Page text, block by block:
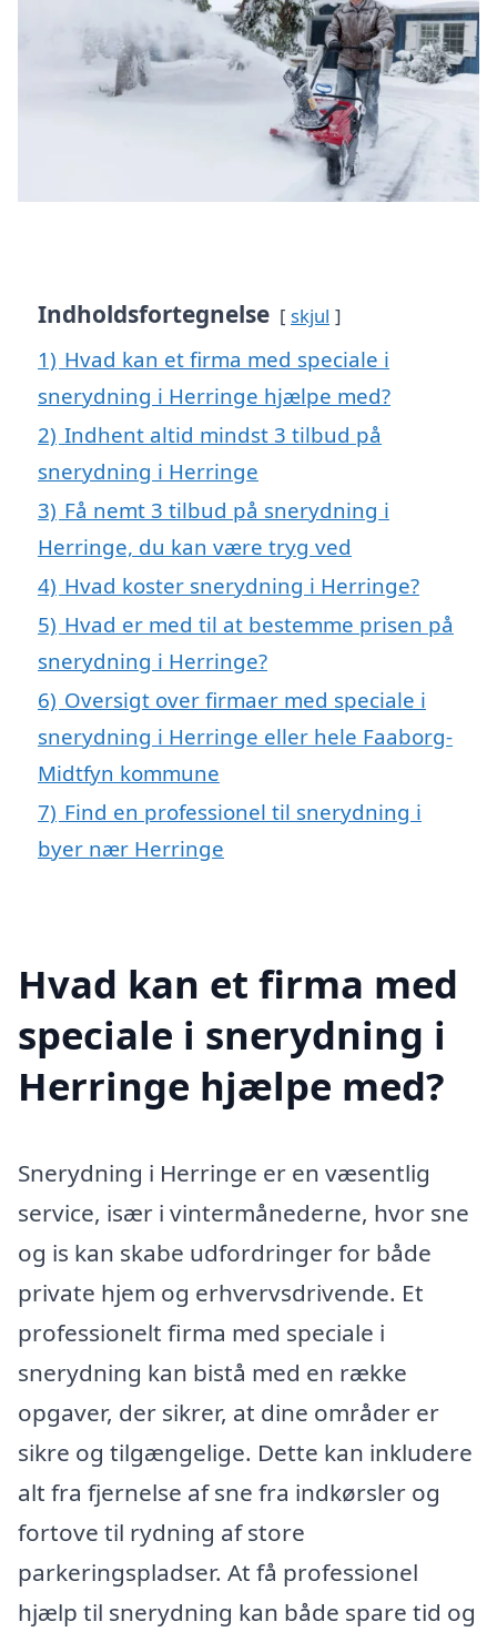
Indholdsfortegnelse skjul
1) Hvad kan et firma med speciale i
snerydning i Herringe hjælpe med?
2) Indhent altid mindst 3 tilbud på
snerydning i Herringe
3) Få nemt 3 tilbud på snerydning i
Herringe, du kan være tryg ved
4) Hvad koster snerydning i Herringe?
5) Hvad er med til at bestemme prisen på
snerydning i Herringe?
6) Oversigt over firmaer med speciale i
snerydning i Herringe eller hele Faaborg-
Midtfyn kommune
7) Find en professionel til snerydning i
byer nær Herringe
Hvad kan et firma med
speciale i snerydning i
Herringe hjælpe med?
Snerydning i Herringe er en væsentlig
service, især i vintermånederne, hvor sne
og is kan skabe udfordringer for både
private hjem og erhvervsdrivende. Et
professionelt firma med speciale i
snerydning kan bistå med en række
opgaver, der sikrer, at dine områder er
sikre og tilgængelige. Dette kan inkludere
alt fra fjernelse af sne fra indkørsler og
fortove til rydning af store
parkeringspladser. At få professionel
hjælp til snerydning kan både spare tid og